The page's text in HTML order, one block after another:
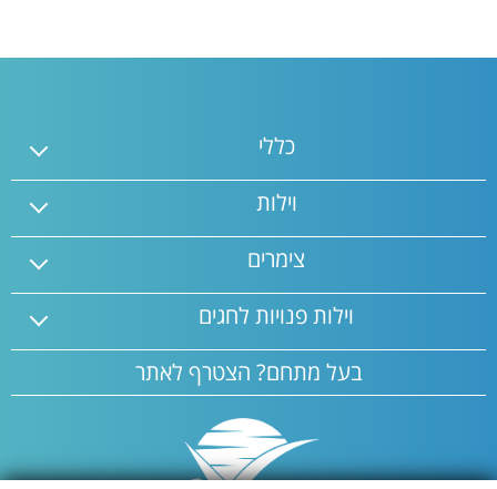
כללי
וילות
צימרים
וילות פנויות לחגים
בעל מתחם? הצטרף לאתר